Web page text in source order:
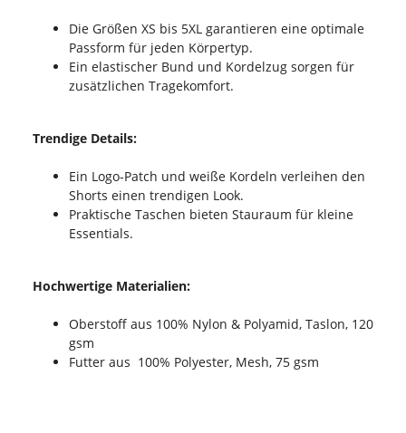
Die Größen XS bis 5XL garantieren eine optimale
Passform für jeden Körpertyp.
Ein elastischer Bund und Kordelzug sorgen für
zusätzlichen Tragekomfort.
Trendige Details:
Ein Logo-Patch und weiße Kordeln verleihen den
Shorts einen trendigen Look.
Praktische Taschen bieten Stauraum für kleine
Essentials.
Hochwertige Materialien:
Oberstoff aus 100% Nylon & Polyamid, Taslon, 120
gsm
Futter aus 100% Polyester, Mesh, 75 gsm